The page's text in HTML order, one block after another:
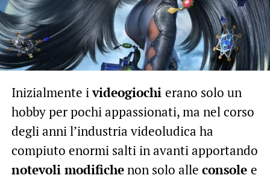
Inizialmente ivideogiochi erano solo un
hobby per pochi appassionati, ma nel corso
degli anni l’industria videoludica ha
compiuto enormi salti in avanti apportando
notevoli modifichenon solo alle console e